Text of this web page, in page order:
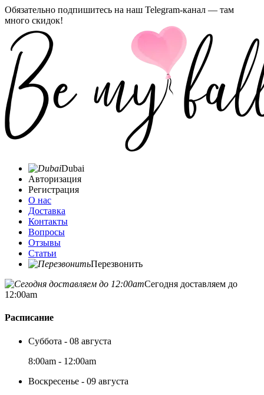
Обязательно подпишитесь на наш Telegram-канал — там
много скидок!
Dubai
Авторизация
Регистрация
О нас
Доставка
Контакты
Вопросы
Отзывы
Статьи
Перезвонить
Сегодня доставляем до
12:00am
Расписание
Суббота - 08 августа
8:00am - 12:00am
Воскресенье - 09 августа